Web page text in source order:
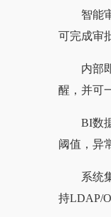
智能
可完成审
内部
醒，并可
BI数
阈值，异
系统
持LDAP/